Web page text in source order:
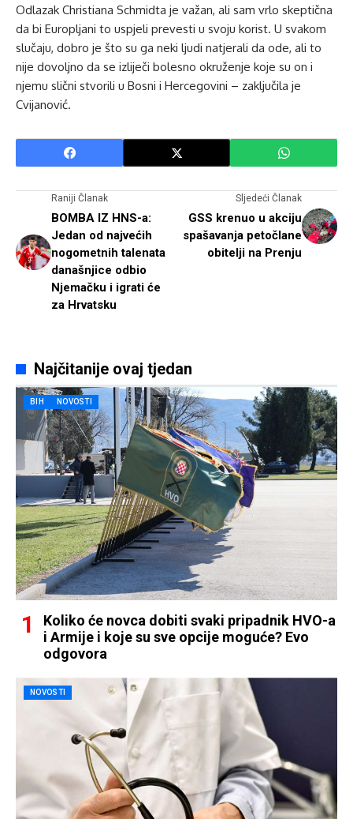
Odlazak Christiana Schmidta je važan, ali sam vrlo skeptična
da bi Europljani to uspjeli prevesti u svoju korist. U svakom
slučaju, dobro je što su ga neki ljudi natjerali da ode, ali to
nije dovoljno da se izliječi bolesno okruženje koje su on i
njemu slični stvorili u Bosni i Hercegovini – zaključila je
Cvijanović.
Raniji Članak
BOMBA IZ HNS-a:
Jedan od najvećih
nogometnih talenata
današnjice odbio
Njemačku i igrati će
za Hrvatsku
Sljedeći Članak
GSS krenuo u akciju
spašavanja petočlane
obitelji na Prenju
Najčitanije ovaj tjedan
BIH NOVOSTI
Koliko će novca dobiti svaki pripadnik HVO-a
i Armije i koje su sve opcije moguće? Evo
odgovora
NOVOSTI